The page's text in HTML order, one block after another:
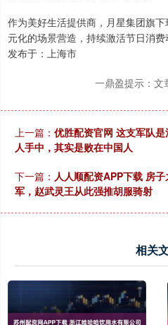
作为美好生活提供商，月星集团旗
元化的场景营造，持续激活节日消费
发布于：上海市
一鼎盈提示：文
上一篇： 优胜配资官网 这支军队
人手中，其实是败在中国人
下一篇： 人人顺配资APP下载 房
军，赵武灵王从此强推胡服骑射
相关